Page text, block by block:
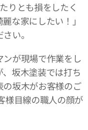
りとも損をしたく
な家にしたい！」
い。
が現場で作業をし
坂木塗装では打ち
坂木がお客様のご
様目線の職人の顔が